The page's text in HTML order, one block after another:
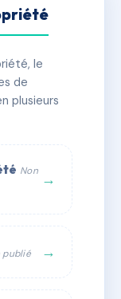
le
de
plusieurs
Non →
publié →